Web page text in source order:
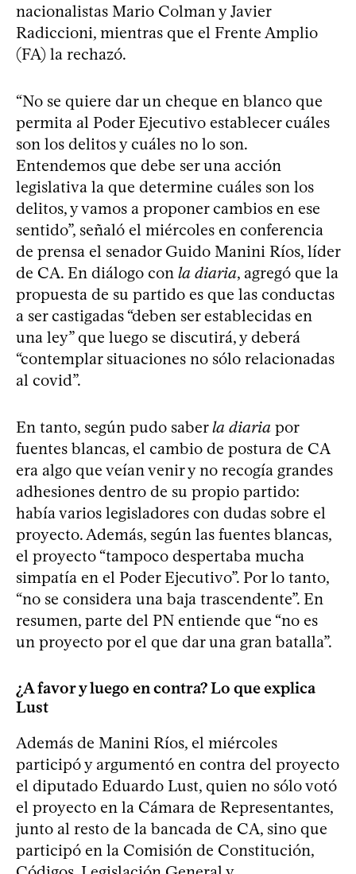
nacionalistas Mario Colman y Javier
Radiccioni, mientras que el Frente Amplio
(FA) la rechazó.
“No se quiere dar un cheque en blanco que
permita al Poder Ejecutivo establecer cuáles
son los delitos y cuáles no lo son.
Entendemos que debe ser una acción
legislativa la que determine cuáles son los
delitos, y vamos a proponer cambios en ese
sentido”, señaló el miércoles en conferencia
de prensa el senador Guido Manini Ríos, líder
de CA. En diálogo con la diaria, agregó que la
propuesta de su partido es que las conductas
a ser castigadas “deben ser establecidas en
una ley” que luego se discutirá, y deberá
“contemplar situaciones no sólo relacionadas
al covid”.
En tanto, según pudo saberla diaria por
fuentes blancas, el cambio de postura de CA
era algo que veían venir y no recogía grandes
adhesiones dentro de su propio partido:
había varios legisladores con dudas sobre el
proyecto. Además, según las fuentes blancas,
el proyecto “tampoco despertaba mucha
simpatía en el Poder Ejecutivo”. Por lo tanto,
“no se considera una baja trascendente”. En
resumen, parte del PN entiende que “no es
un proyecto por el que dar una gran batalla”.
¿A favor y luego en contra? Lo que explica
Lust
Además de Manini Ríos, el miércoles
participó y argumentó en contra del proyecto
el diputado Eduardo Lust, quien no sólo votó
el proyecto en la Cámara de Representantes,
junto al resto de la bancada de CA, sino que
participó en la Comisión de Constitución,